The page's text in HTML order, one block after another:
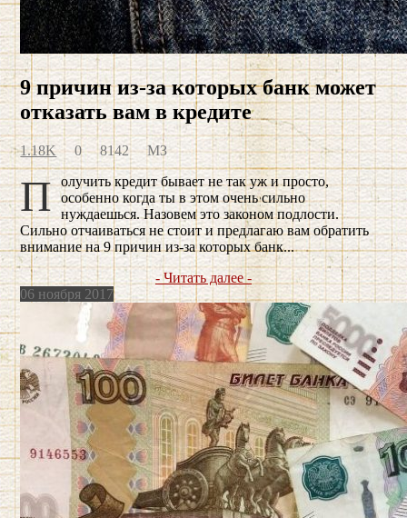
9 причин из-за которых банк может
отказать вам в кредите
1.18K 08142МЗ
Получить кредит бывает не так уж и просто, особенно когда ты в этом очень сильно
нуждаешься. Назовем это законом подлости.
Сильно отчаиваться не стоит и предлагаю вам обратить
внимание на 9 причин из-за которых банк...
- Читать далее -
06 ноября 2017